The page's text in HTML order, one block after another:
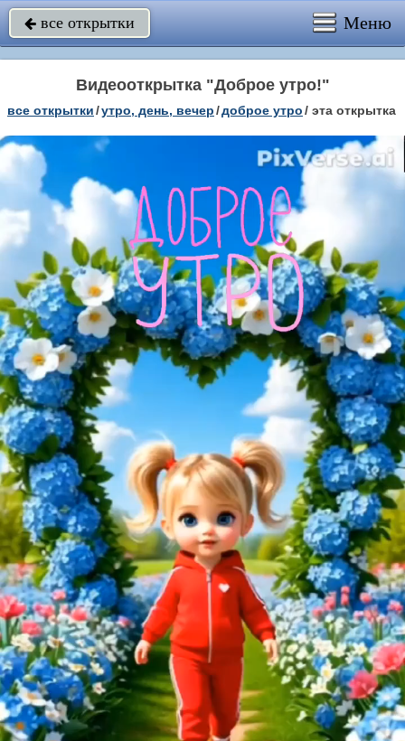
 все открытки Меню
Видеооткрытка "Доброе утро!"
все открытки/утро, день, вечер/доброе утро/ эта открытка